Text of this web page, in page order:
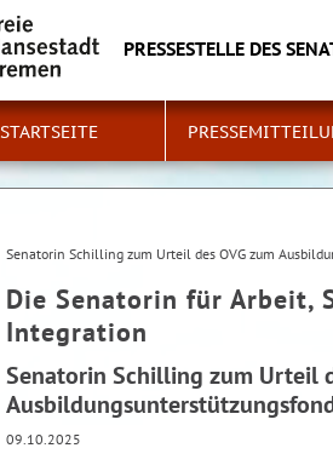
PRESSESTELLE DES
STARTSEITE
Senatorin Schilling zum Urteil des OVG zum
Die Senatorin für Arbeit,
Integration
Senatorin Schilling zum Urteil
09.10.2025